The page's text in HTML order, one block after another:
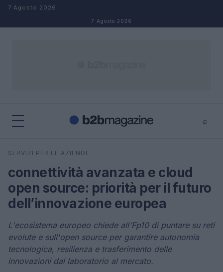
Salta al contenuto
7 Agosto 2026
7 Agosto 2026
⌕
Cerca
SERVIZI PER LE AZIENDE
connettività avanzata e cloud
open source: priorità per il futuro
dell’innovazione europea
L'ecosistema europeo chiede all'Fp10 di puntare su reti
evolute e sull'open source per garantire autonomia
tecnologica, resilienza e trasferimento delle
innovazioni dal laboratorio al mercato.